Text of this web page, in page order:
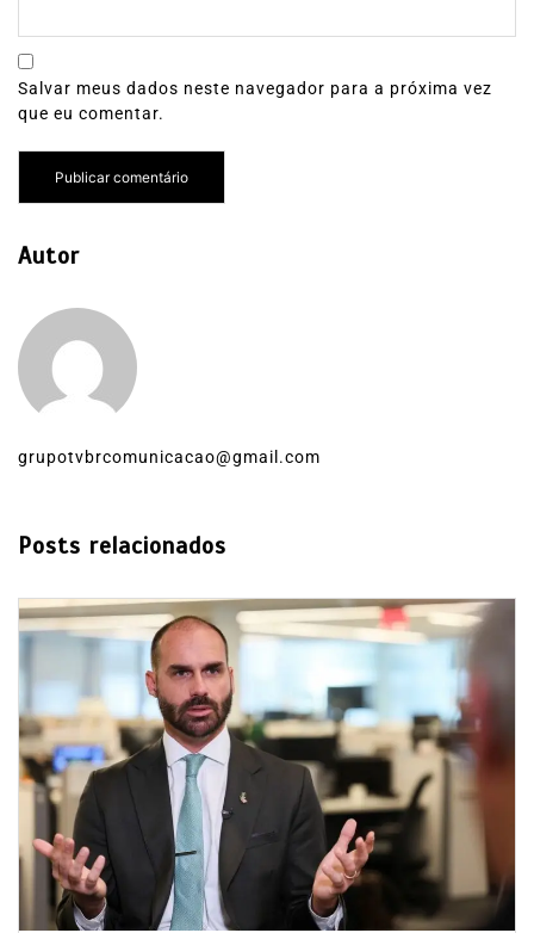
Salvar meus dados neste navegador para a próxima vez
que eu comentar.
Autor
grupotvbrcomunicacao@gmail.com
Posts relacionados